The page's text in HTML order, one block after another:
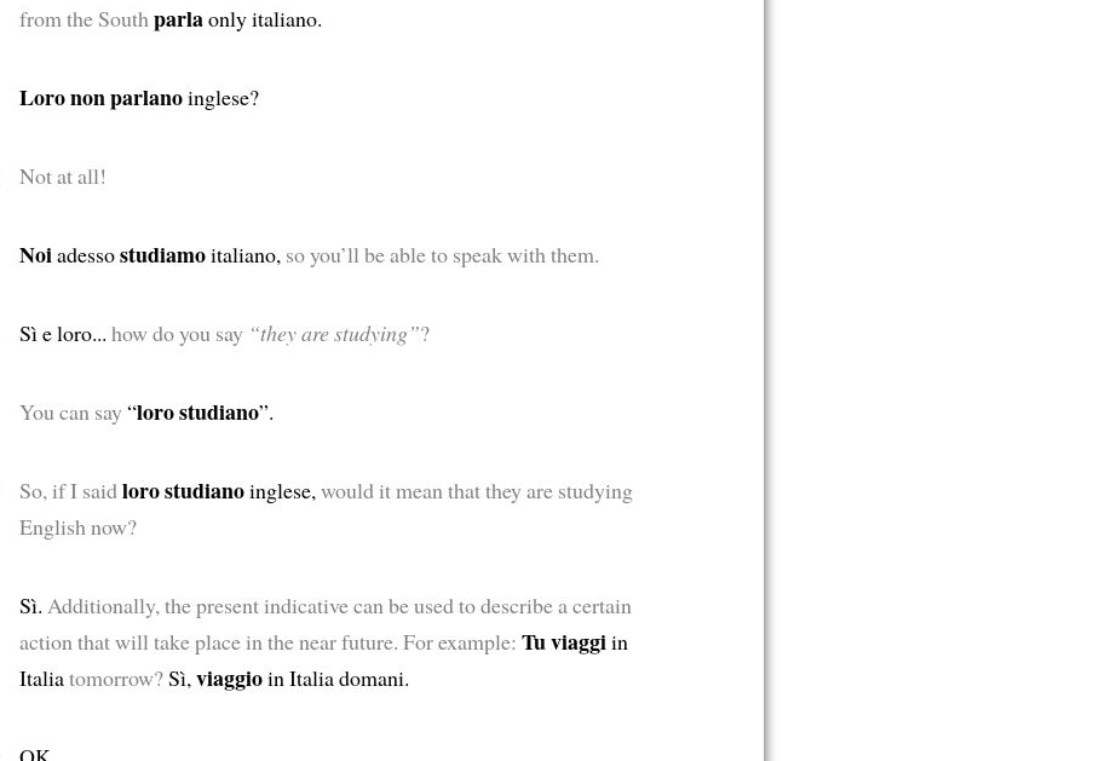
from the Southparlaonly italiano.
Loro non parlanoinglese?
Not at all!
Noiadessostudiamoitaliano, so you’ll be able to speak with them.
Sì e loro... how do you say “they are studying”?
You can say“loro studiano”.
So, if I saidloro studianoinglese,would it mean that they are studying
English now?
Sì. Additionally, the present indicative can be used to describe a certain
action that will take place in the near future. For example: Tu viaggiin
Italiatomorrow?Sì,viaggioin Italia domani.